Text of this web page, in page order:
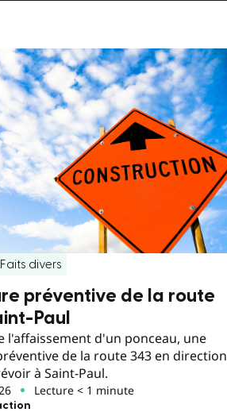
Faits divers
préventive de la route
Paul
l'affaissement d'un ponceau, une
de la route 343 en direction
à Saint-Paul.
Lecture < 1 minute